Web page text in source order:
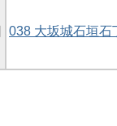
038 大坂城石垣石